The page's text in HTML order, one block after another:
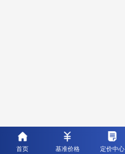
首页 基准价格 定价中心